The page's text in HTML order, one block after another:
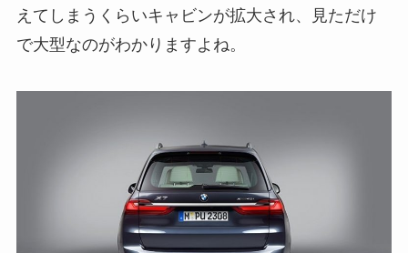
えてしまうくらいキャビンが拡大され、見ただけ
で大型なのがわかりますよね。